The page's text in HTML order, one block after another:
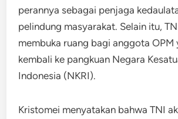
perannya sebagai penjaga
pelindung masyarakat. Selain itu,
membuka ruang bagi anggota OPM
kembali ke pangkuan Negara
Indonesia (NKRI).
Kristomei menyatakan bahwa TNI